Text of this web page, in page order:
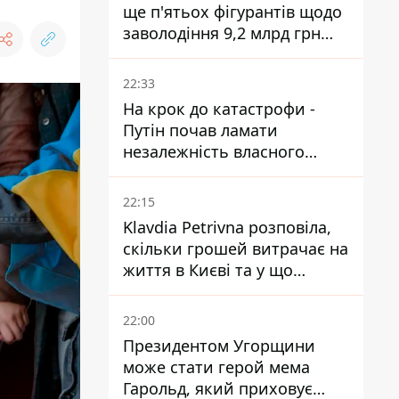
ще п'ятьох фігурантів щодо
заволодіння 9,2 млрд грн
ПриватБанку скерували до
суду
22:33
На крок до катастрофи -
Путін почав ламати
незалежність власного
Центробанку, змусивши
знизити базову ставку
22:15
Klavdia Petrivna розповіла,
скільки грошей витрачає на
життя в Києві та у що
вкладає мільйони
22:00
Президентом Угорщини
може стати герой мема
Гарольд, який приховує